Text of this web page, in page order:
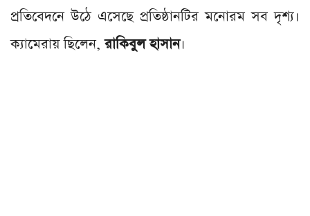
প্রতিবেদনে উঠে এসেছে প্রতিষ্ঠানটির মনোরম সব দৃশ্য।
ক্যামেরায় ছিলেন,রাকিবুল হাসান।